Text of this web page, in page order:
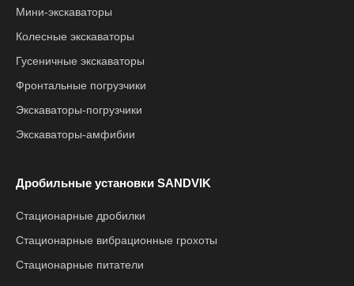
Мини-экскаваторы
Колесные экскаваторы
Гусеничные экскаваторы
Фронтальные погрузчики
Экскаваторы-погрузчики
Экскаваторы-амфибии
Дробильные установки SANDVIK
Стационарные дробилки
Стационарные вибрационные грохоты
Стационарные питатели